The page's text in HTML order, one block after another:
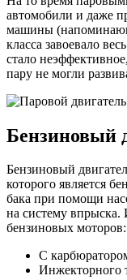
автомобили и даже
машины
класса завоевало
стало
пару не могли
Бензиновый
Бензиновый
которого является
бака при помощи
на систему
бензиновых моторов:
С
Инжекторного